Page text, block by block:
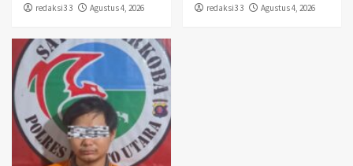
redaksi3 3 Agustus 4, 2026 redaksi3 3 Agustus 4, 2026